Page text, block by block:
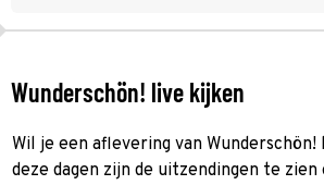
Wunderschön! live kijken
Wil je een aflevering van
deze dagen zijn de uitzendingen te zien